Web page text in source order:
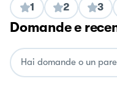
1 2 3
Domande e